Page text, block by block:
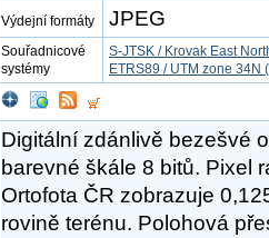
Výdejní formáty JPEG
Souřadnicové
systémy
S-JTSK / Krovak East
ETRS89 / UTM zone 34N
Digitální zdánlivě bezešvé
barevné škále 8 bitů. Pixel
Ortofota ČR zobrazuje
rovině terénu. Polohová